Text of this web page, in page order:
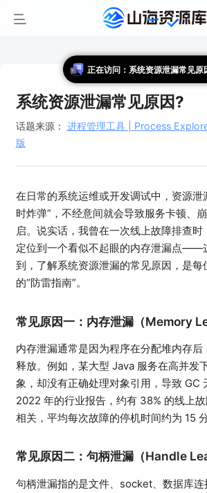
系统资源泄漏常见原因?
话题来源： 进程管理工具 | Process
版
在日常的系统运维或开发调试中，资源泄
时炸弹”，不经意间就会导致服务卡顿、
启。说实话，我曾在一次线上故障排查
定位到一个看似不起眼的内存泄漏点——
到，了解系统资源泄漏的常见原因，是每
的“防雷指南”。
常见原因一：内存泄漏（Memory
内存泄漏通常是因为程序在分配堆内存后
释放。例如，某大型 Java 服务在高并发
象，却没有正确处理对象引用，导致 GC
2022 年的行业报告，约有 38% 的线上
相关，平均每次故障的停机时间约为 15 分
常见原因二：句柄泄漏（Handle
句柄泄漏指的是文件、socket、数据库
正在访问：系统资源泄漏常见原